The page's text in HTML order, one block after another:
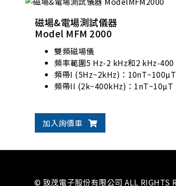
磁場&電場測試儀器
Model MFM 2000
雙頻磁場儀
頻率範圍5 Hz-2 kHz和2 kHz-400
頻帶I (5Hz~2kHz)：10nT~100µT
頻帶II (2k~400kHz)：1nT~10µT
加入詢價車
© 致茂電子股份有限公司 ALL RIGHTS